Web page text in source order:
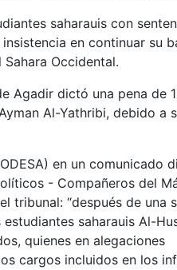
saharauis con
en continuar su
Occidental.
Agadir dictó una pena de
Al-Yathribi, debido a
en un comunicado
- Compañeros del
tribunal: “después de una
saharauis Al-
quienes en alegaciones
cargos incluidos en los